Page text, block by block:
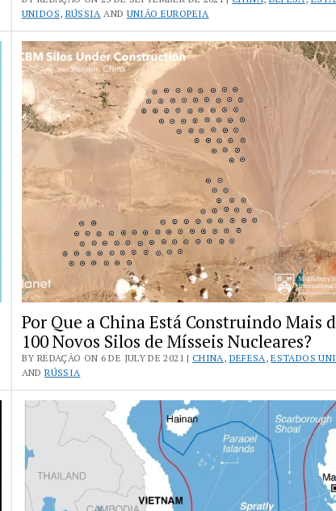
UNIDOS, RÚSSIA AND UNIÃO EUROPEIA
Por Que a China Está Construindo Mais
100 Novos Silos de Mísseis Nucleares?
BY REDAÇÃO ON 6 DE JULY DE 2021 | CHINA , DEFESA ,ESTADOS
ANDRÚSSIA